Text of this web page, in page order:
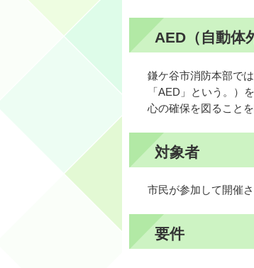
AED（自動体
鎌ケ谷市消防本部で
「AED」という。）
心の確保を図ること
対象者
市民が参加して開催
要件